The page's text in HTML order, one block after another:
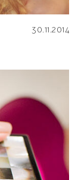
30.11.2014